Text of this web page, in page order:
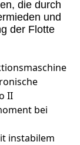
die durch
und
der Flotte
II
bei
instabilem